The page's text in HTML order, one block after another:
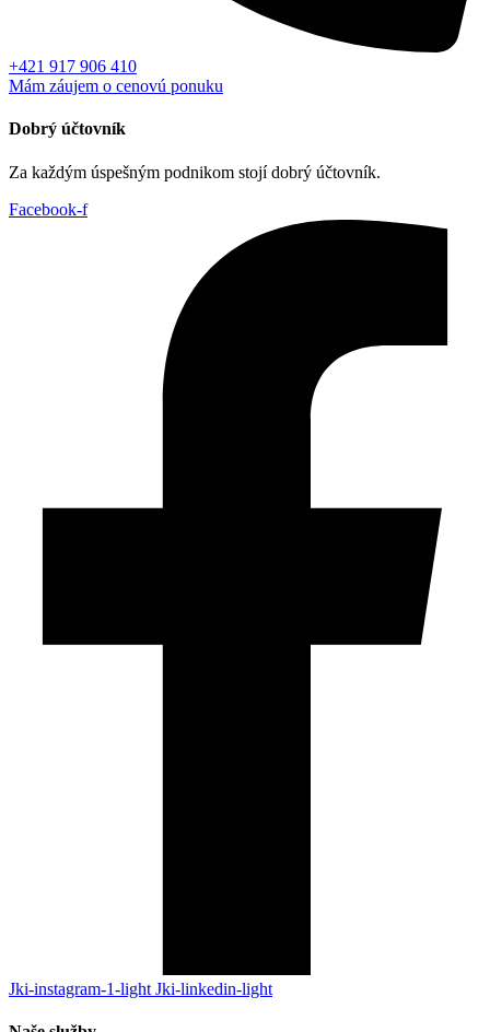
+421 917 906 410
Mám záujem o cenovú ponuku
Dobrý účtovník
Za každým úspešným podnikom stojí dobrý účtovník.
Facebook-f
Jki-instagram-1-light Jki-linkedin-light